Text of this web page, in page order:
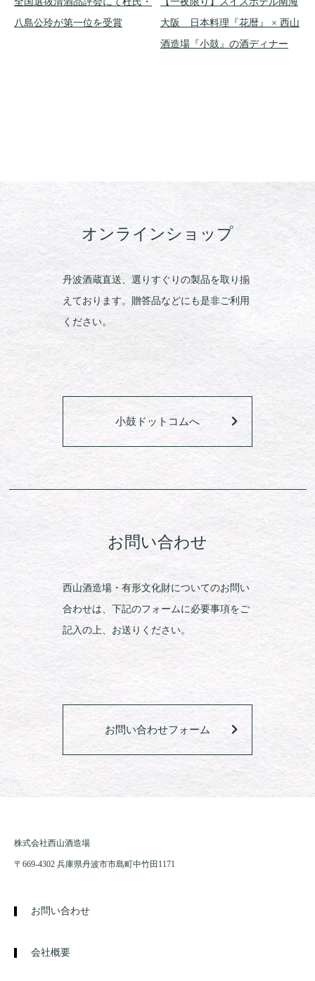
八島公玲が第一位を受賞
大阪 日本料理『花暦』 × 西山
酒造場『小鼓』の酒ディナー
オンラインショップ
丹波酒蔵直送、選りすぐりの製品を取り揃
えております。贈答品などにも是非ご利用
ください。
小鼓ドットコムへ
お問い合わせ
西山酒造場・有形文化財についてのお問い
合わせは、下記のフォームに必要事項をご
記入の上、お送りください。
お問い合わせフォーム
株式会社西山酒造場
〒669-4302 兵庫県丹波市市島町中竹田1171
お問い合わせ
会社概要